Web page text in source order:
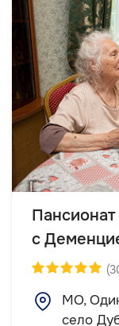
с
МО,
село